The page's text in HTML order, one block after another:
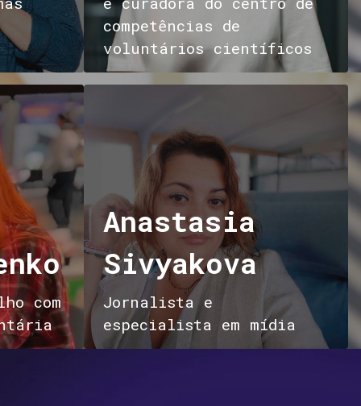
competências de
voluntários científicos
com
Anastasia
Sivyakova
Jornalista e
especialista em mídia